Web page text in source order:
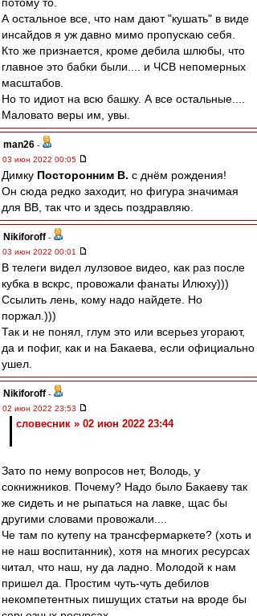
А остальное все, что нам дают "кушать" в виде
инсайдов я уж давно мимо пропускаю себя.
Кто же признается, кроме дебила шлюбы, что
главное это бабки были.... и ЧСВ непомерных
масштабов.
Но то идиот на всю башку. А все остальные....
Маловато веры им, увы.
man26 -
03 июн 2022 00:05
Димку Посторонним В. с днём рождения!
Он сюда редко заходит, но фигура значимая
для ВВ, так что и здесь поздравляю.
Nikiforoff -
03 июн 2022 00:01
В телеги видел лулзовое видео, как раз после
кубка в вскрс, провожали фанаты Илюху)))
Ссылить лень, кому надо найдете. Но
поржал.)))
Так и не понял, глум это или всерьез угорают,
да и пофиг, как и на Бакаева, если официально
ушел.
Nikiforoff -
02 июн 2022 23:53
словесник » 02 июн 2022 23:44
Зато по нему вопросов нет, Володь, у
сокнижников. Почему? Надо было Бакаеву так
же сидеть и не рыпаться на лавке, щас бы
другими словами провожали....
Че там по кутепу на трансфермаркете? (хоть и
не наш воспитанник), хотя на многих ресурсах
читал, что наш, ну да ладно. Молодой к нам
пришел да. Простим чуть-чуть дебилов
некомпетентных пишущих статьи на вроде бы